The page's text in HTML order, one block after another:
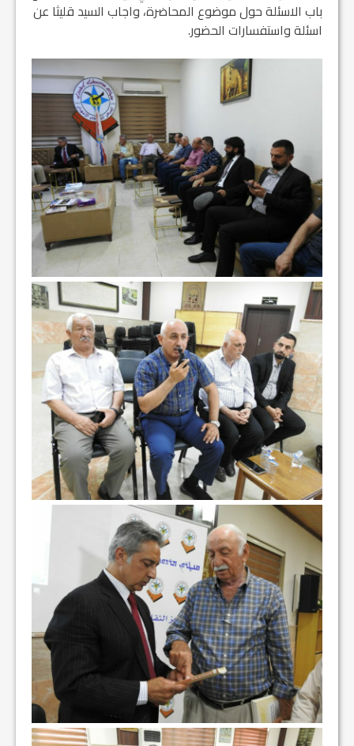
باب الاسئلة حول موضوع المحاضرة، واجاب السيد قليثا عن
اسئلة واستفسارات الحضور.